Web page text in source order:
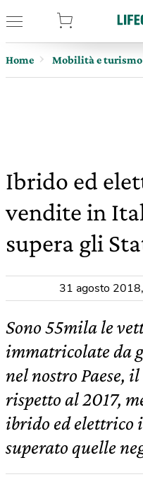
Home Mobilità e turismo
Ibrido ed
vendite in
supera gli
31 agosto 2018,
Sono 55mila le
immatricolate da
nel nostro Paese,
rispetto al 2017,
ibrido ed elettrico
superato quelle